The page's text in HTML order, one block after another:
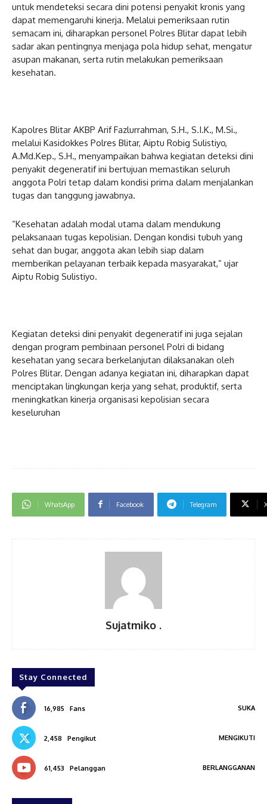
untuk mendeteksi secara dini potensi penyakit kronis yang
dapat memengaruhi kinerja. Melalui pemeriksaan rutin
semacam ini, diharapkan personel Polres Blitar dapat lebih
sadar akan pentingnya menjaga pola hidup sehat, mengatur
asupan makanan, serta rutin melakukan pemeriksaan
kesehatan.
Kapolres Blitar AKBP Arif Fazlurrahman, S.H., S.I.K., M.Si.,
melalui Kasidokkes Polres Blitar, Aiptu Robig Sulistiyo,
A.Md.Kep., S.H., menyampaikan bahwa kegiatan deteksi dini
penyakit degeneratif ini bertujuan memastikan seluruh
anggota Polri tetap dalam kondisi prima dalam menjalankan
tugas dan tanggung jawabnya.
“Kesehatan adalah modal utama dalam mendukung
pelaksanaan tugas kepolisian. Dengan kondisi tubuh yang
sehat dan bugar, anggota akan lebih siap dalam
memberikan pelayanan terbaik kepada masyarakat,” ujar
Aiptu Robig Sulistiyo.
Kegiatan deteksi dini penyakit degeneratif ini juga sejalan
dengan program pembinaan personel Polri di bidang
kesehatan yang secara berkelanjutan dilaksanakan oleh
Polres Blitar. Dengan adanya kegiatan ini, diharapkan dapat
menciptakan lingkungan kerja yang sehat, produktif, serta
meningkatkan kinerja organisasi kepolisian secara
keseluruhan
WhatsApp Facebook Telegram
Sujatmiko .
Stay Connected
16,985 Fans SUKA
2,458 Pengikut MENGIKUTI
61,453 Pelanggan BERLANGGANAN